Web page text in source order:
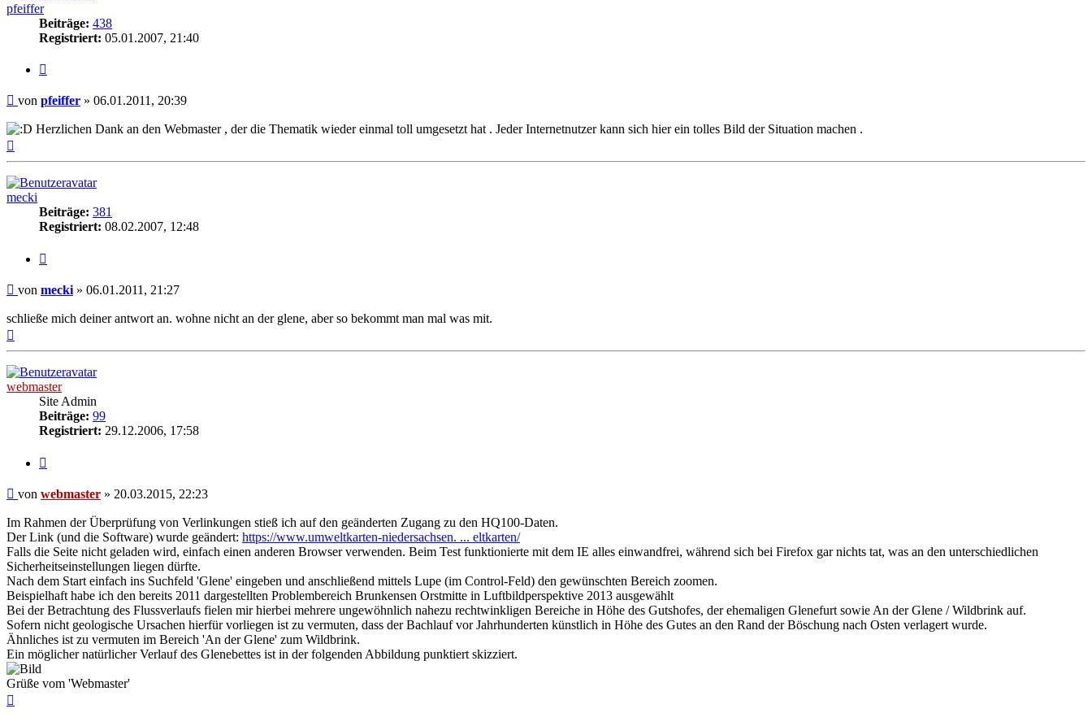
pfeiffer
Beiträge: 438
Registriert: 05.01.2007, 21:40
Beitrag
von pfeiffer » 06.01.2011, 20:39
Herzlichen Dank an den Webmaster , der die Thematik wieder einmal toll umgesetzt hat . Jeder Internetnutzer kann sich hier ein tolles Bild der Situation machen .
oben
mecki
Beiträge: 381
Registriert: 08.02.2007, 12:48
Beitrag
von mecki » 06.01.2011, 21:27
schließe mich deiner antwort an. wohne nicht an der glene, aber so bekommt man mal was mit.
webmaster
Site Admin
Beiträge: 99
Registriert: 29.12.2006, 17:58
Beitrag
von webmaster » 20.03.2015, 22:23
Im Rahmen der Überprüfung von Verlinkungen stieß ich auf den geänderten Zugang zu den HQ100-Daten.
Der Link (und die Software) wurde geändert: https://www.umweltkarten-niedersachsen. ... eltkarten/
Falls die Seite nicht geladen wird, einfach einen anderen Browser verwenden. Beim Test funktionierte mit dem IE alles einwandfrei, während sich bei Firefox gar nichts tat, was an den unterschiedlichen
Sicherheitseinstellungen liegen dürfte.
Nach dem Start einfach ins Suchfeld 'Glene' eingeben und anschließend mittels Lupe (im Control-Feld) den gewünschten Bereich zoomen.
Beispielhaft habe ich den bereits 2011 dargestellten Problembereich Brunkensen Orstmitte in Luftbildperspektive 2013 ausgewählt
Bei der Betrachtung des Flussverlaufs fielen mir hierbei mehrere ungewöhnlich nahezu rechtwinkligen Bereiche in Höhe des Gutshofes, der ehemaligen Glenefurt sowie An der Glene / Wildbrink auf.
Sofern nicht geologische Ursachen hierfür vorliegen ist zu vermuten, dass der Bachlauf vor Jahrhunderten künstlich in Höhe des Gutes an den Rand der Böschung nach Osten verlagert wurde.
Ähnliches ist zu vermuten im Bereich 'An der Glene' zum Wildbrink.
Ein möglicher natürlicher Verlauf des Glenebettes ist in der folgenden Abbildung punktiert skizziert.
Grüße vom 'Webmaster'